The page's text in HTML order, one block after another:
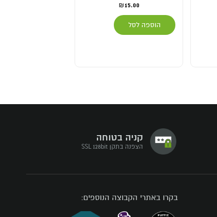
הוספה לסל
קניה בטוחה
הצפנה בתקן SSL 128bit
בקרו באתרי הקבוצה הנוספים: